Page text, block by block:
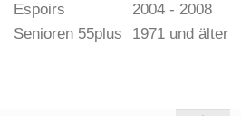
Espoirs
2004 - 2008
Senioren 55plus
1971 und älter